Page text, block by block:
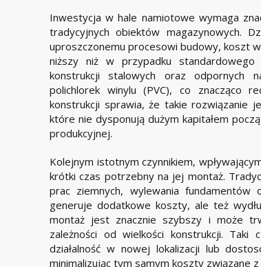
Inwestycja w hale namiotowe wymaga
tradycyjnych obiektów magazynowych.
uproszczonemu procesowi budowy, koszt
niższy niż w przypadku
konstrukcji stalowych oraz odpornych
polichlorek winylu (PVC), co znacząco
konstrukcji sprawia, że takie rozwiązanie
które nie dysponują dużym kapitałem
produkcyjnej.
Kolejnym istotnym czynnikiem,
krótki czas potrzebny na jej montaż.
prac ziemnych, wylewania
generuje dodatkowe koszty, ale też
montaż jest znacznie szybszy i może
zależności od wielkości konstrukcji.
działalność w nowej lokalizacji lub
minimalizując tym samym koszty związane